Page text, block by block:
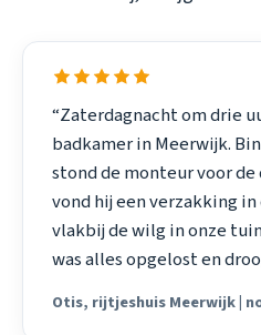
“Zaterdagnacht om drie
badkamer in Meerwijk.
stond de monteur voor de
vond hij een verzakking
vlakbij de wilg in onze
was alles opgelost en
Otis, rijtjeshuis Meerwijk |